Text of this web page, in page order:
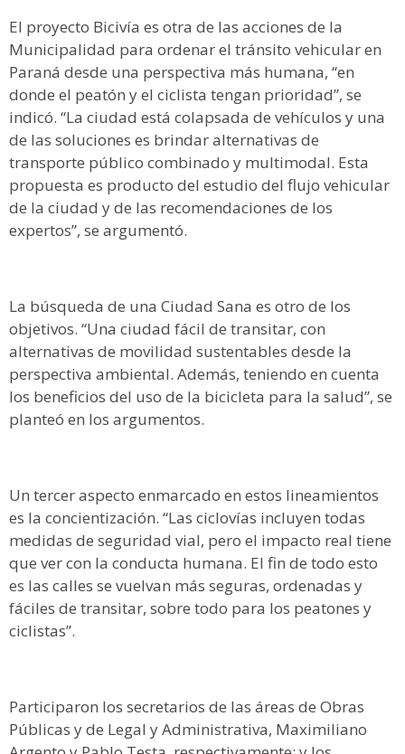
El proyecto Bicivía es otra de las acciones de la
Municipalidad para ordenar el tránsito vehicular en
Paraná desde una perspectiva más humana, “en
donde el peatón y el ciclista tengan prioridad”, se
indicó. “La ciudad está colapsada de vehículos y una
de las soluciones es brindar alternativas de
transporte público combinado y multimodal. Esta
propuesta es producto del estudio del flujo vehicular
de la ciudad y de las recomendaciones de los
expertos”, se argumentó.
La búsqueda de una Ciudad Sana es otro de los
objetivos. “Una ciudad fácil de transitar, con
alternativas de movilidad sustentables desde la
perspectiva ambiental. Además, teniendo en cuenta
los beneficios del uso de la bicicleta para la salud”, se
planteó en los argumentos.
Un tercer aspecto enmarcado en estos lineamientos
es la concientización. “Las ciclovías incluyen todas
medidas de seguridad vial, pero el impacto real tiene
que ver con la conducta humana. El fin de todo esto
es las calles se vuelvan más seguras, ordenadas y
fáciles de transitar, sobre todo para los peatones y
ciclistas”.
Participaron los secretarios de las áreas de Obras
Públicas y de Legal y Administrativa, Maximiliano